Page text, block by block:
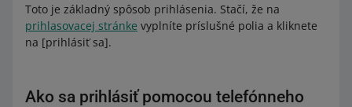
Toto je základný spôsob prihlásenia. Stačí, že na
prihlasovacej stránke vyplníte príslušné polia a kliknete
na [prihlásiť sa].
Ako sa prihlásiť pomocou telefónneho